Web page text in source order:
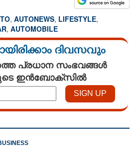
, AUTONEWS, LIFESTYLE,
, AUTOMOBILE
ദിവസവും
പ്രധാന സംഭവങ്ങൾ
ഇൻബോക്സിൽ